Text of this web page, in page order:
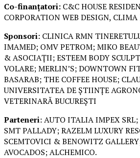
Co-finanțatori: C&C HOUSE
CORPORATION WEB DESIGN, CLIMA
Sponsori: CLINICA RMN
IMAMED; OMV PETROM; MIKO
& ASOCIAȚII; ESTEEM BODY
VOLARE; MERLIN’S; DOWNTOWN
BASARAB; THE COFFEE HOUSE;
UNIVERSITATEA DE ȘTIINȚE
VETERINARĂ BUCUREȘTI
Parteneri: AUTO ITALIA IMPEX SRL;
SMT PALLADY; RAZELM LUXURY
SCEMTOVICI & BENOWITZ
AVOCADOS; ALCHEMICO.